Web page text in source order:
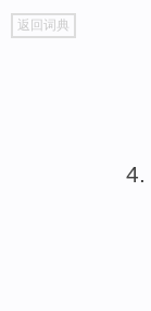
go
top
返回词典